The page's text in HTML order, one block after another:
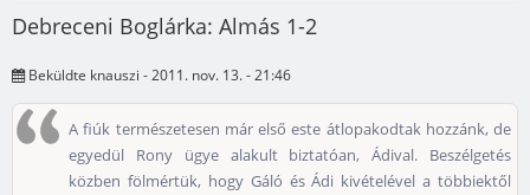
Debreceni Boglárka: Almás 1-2
Beküldte knauszi - 2011. nov. 13. - 21:46
A fiúk természetesen már első este átlopakodtak hozzánk, de
egyedül Rony ügye alakult biztatóan, Ádival. Beszélgetés
közben fölmértük, hogy Gáló és Ádi kivételével a többiektől